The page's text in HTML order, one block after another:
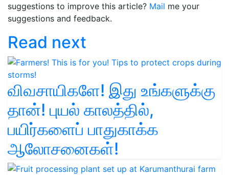
suggestions to improve this article? Mail me your
suggestions and feedback.
Read next
விவசாயிகளே! இது உங்களுக்கு
தான்! புயல் காலத்தில்,
பயிர்களைப் பாதுகாக்க
ஆலோசனைகள்!